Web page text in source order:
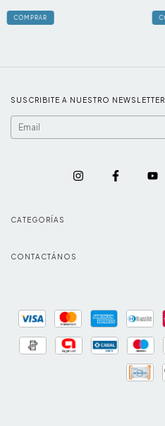
SUSCRIBITE A NUESTRO NEWSLETTER
CATEGORÍAS
CONTACTÁNOS